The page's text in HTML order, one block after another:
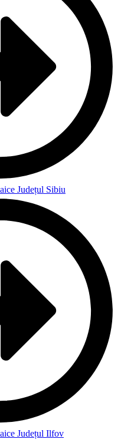
Județul Sibiu
Județul Ilfov